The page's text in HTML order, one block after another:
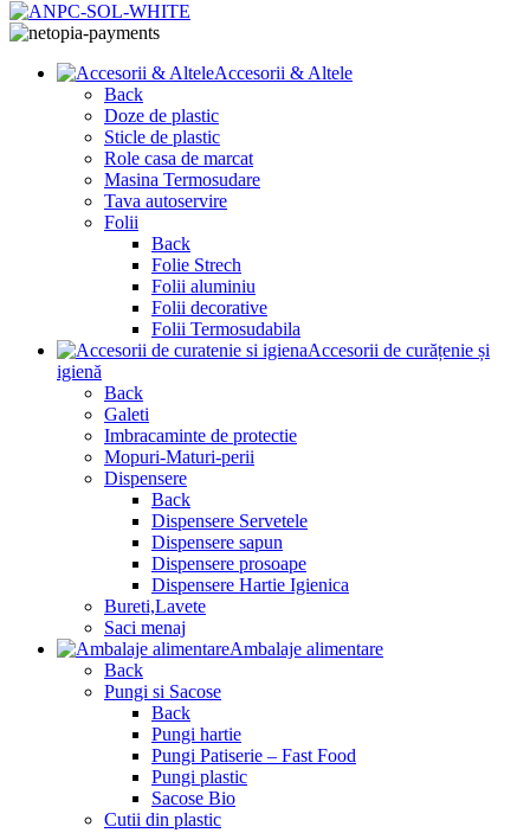
Accesorii & Altele
Back
Doze de plastic
Sticle de plastic
Role casa de marcat
Masina Termosudare
Tava autoservire
Folii
Back
Folie Strech
Folii aluminiu
Folii decorative
Folii Termosudabila
Accesorii de curățenie și
igienă
Back
Galeti
Imbracaminte de protectie
Mopuri-Maturi-perii
Dispensere
Back
Dispensere Servetele
Dispensere sapun
Dispensere prosoape
Dispensere Hartie Igienica
Bureti,Lavete
Saci menaj
Ambalaje alimentare
Back
Pungi si Sacose
Back
Pungi hartie
Pungi Patiserie – Fast Food
Pungi plastic
Sacose Bio
Cutii din plastic